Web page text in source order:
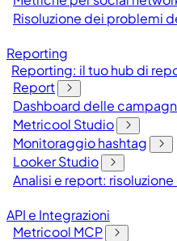
Risoluzione dei problemi
Reporting
Reporting: il tuo hub di
Report
Dashboard delle
Metricool Studio
Monitoraggio hashtag
Looker Studio
Analisi e report:
API e Integrazioni
Metricool MCP